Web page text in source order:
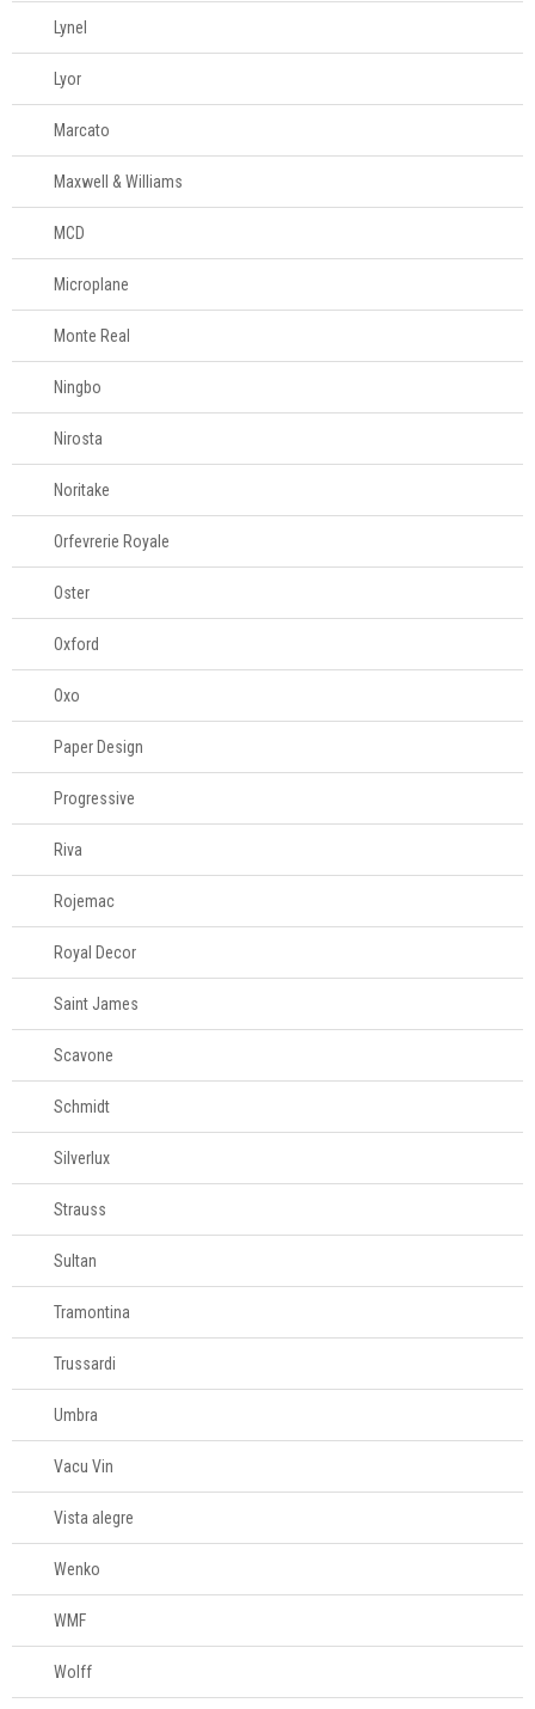
Lynel
Lyor
Marcato
Maxwell & Williams
MCD
Microplane
Monte Real
Ningbo
Nirosta
Noritake
Orfevrerie Royale
Oster
Oxford
Oxo
Paper Design
Progressive
Riva
Rojemac
Royal Decor
Saint James
Scavone
Schmidt
Silverlux
Strauss
Sultan
Tramontina
Trussardi
Umbra
Vacu Vin
Vista alegre
Wenko
WMF
Wolff